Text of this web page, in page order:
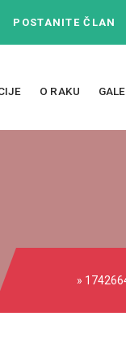
POSTANITE ČLAN
O RAKU
»